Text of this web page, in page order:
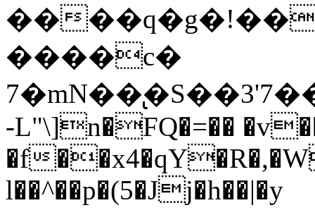
��
����c�
-L"\]n�FQ�=��
�f
l��^��p�(5�Jj�h��|�y